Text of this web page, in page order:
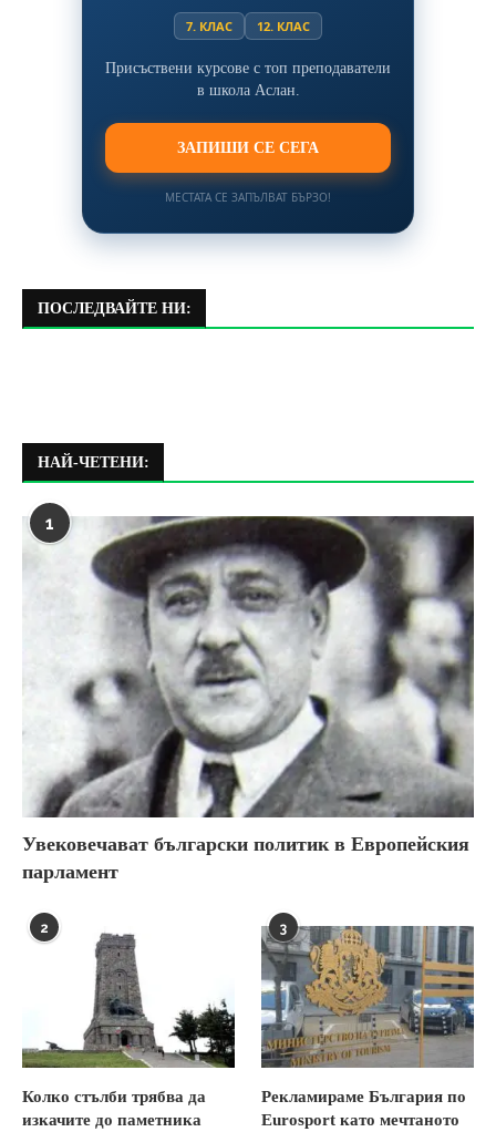
7. КЛАС 12. КЛАС
Присъствени курсове с топ преподаватели
в школа Аслан.
ЗАПИШИ СЕ СЕГА
МЕСТАТА СЕ ЗАПЪЛВАТ БЪРЗО!
ПОСЛЕДВАЙТЕ НИ:
НАЙ-ЧЕТЕНИ:
1
Увековечават български политик в Европейския
парламент
2
Колко стълби трябва да
изкачите до паметника
3
Рекламираме България по
Eurosport като мечтаното